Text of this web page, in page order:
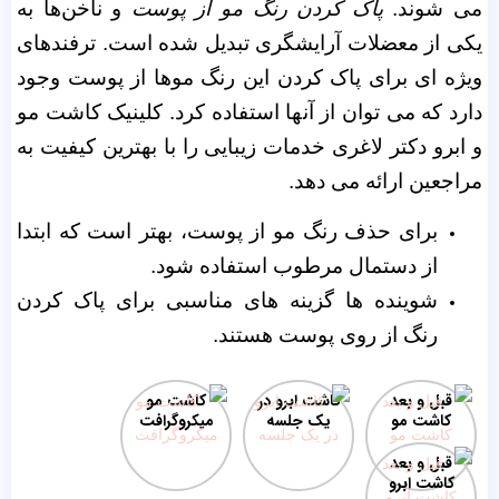
می شوند.پاک کردن رنگ مو از پوست و ناخن‌ها به
یکی از معضلات آرایشگری تبدیل شده است. ترفند‌های
ویژه ای برای پاک کردن این رنگ موها از پوست وجود
دارد که می توان از آنها استفاده کرد. کلینیک کاشت مو
و ابرو دکتر لاغری خدمات زیبایی را با بهترین کیفیت به
مراجعین ارائه می دهد.
برای حذف رنگ مو از پوست، بهتر است که ابتدا
از دستمال مرطوب استفاده شود.
شوینده ها گزینه های مناسبی برای پاک کردن
رنگ از روی پوست هستند.
قبل و بعد
کاشت مو
کاشت ابرو در
یک جلسه
کاشت مو
میکروگرافت
قبل و بعد
کاشت ابرو